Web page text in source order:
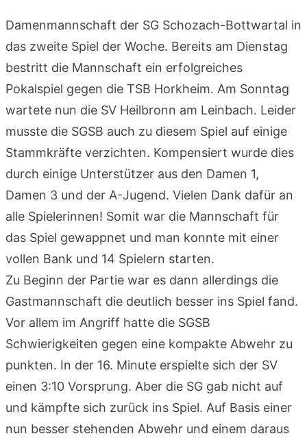
Damenmannschaft der SG Schozach-Bottwartal in
das zweite Spiel der Woche. Bereits am Dienstag
bestritt die Mannschaft ein erfolgreiches
Pokalspiel gegen die TSB Horkheim. Am Sonntag
wartete nun die SV Heilbronn am Leinbach. Leider
musste die SGSB auch zu diesem Spiel auf einige
Stammkräfte verzichten. Kompensiert wurde dies
durch einige Unterstützer aus den Damen 1,
Damen 3 und der A-Jugend. Vielen Dank dafür an
alle Spielerinnen! Somit war die Mannschaft für
das Spiel gewappnet und man konnte mit einer
vollen Bank und 14 Spielern starten.
Zu Beginn der Partie war es dann allerdings die
Gastmannschaft die deutlich besser ins Spiel fand.
Vor allem im Angriff hatte die SGSB
Schwierigkeiten gegen eine kompakte Abwehr zu
punkten. In der 16. Minute erspielte sich der SV
einen 3:10 Vorsprung. Aber die SG gab nicht auf
und kämpfte sich zurück ins Spiel. Auf Basis einer
nun besser stehenden Abwehr und einem daraus